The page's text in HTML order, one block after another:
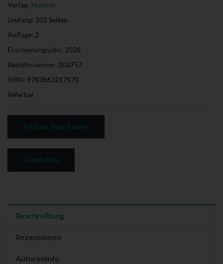
Verlag: Mabuse
Umfang: 102 Seiten
Auflage: 2
Erscheinungsjahr: 2026
Bestellnummer: 202757
ISBN: 9783863217570
lieferbar
Beschreibung
Rezensionen
Autoreninfo